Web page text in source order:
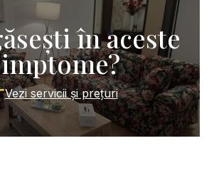
în aceste
Vezi servicii și prețuri